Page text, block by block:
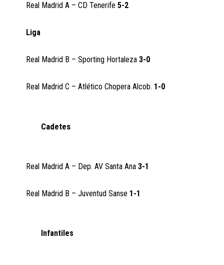
Real Madrid A – CD Tenerife5-2
Liga
Real Madrid B – Sporting Hortaleza3-0
Real Madrid C – Atlético Chopera Alcob. 1-0
Cadetes
Real Madrid A – Dep. AV Santa Ana3-1
Real Madrid B – Juventud Sanse 1-1
Infantiles